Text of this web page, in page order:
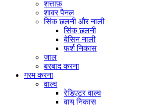
शत्ताफ़
शावर पैनल
सिंक छलनी और नाली
सिंक छलनी
बेसिन नाली
फर्श निकास
जाल
बरबाद करना
गरम करना
वाल्व
रेडिएटर वाल्व
वायु निकास